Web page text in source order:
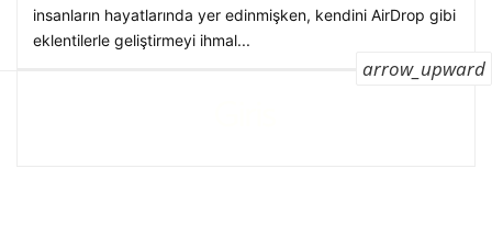
insanların hayatlarında yer edinmişken, kendini AirDrop gibi
eklentilerle geliştirmeyi ihmal...
arrow_upward